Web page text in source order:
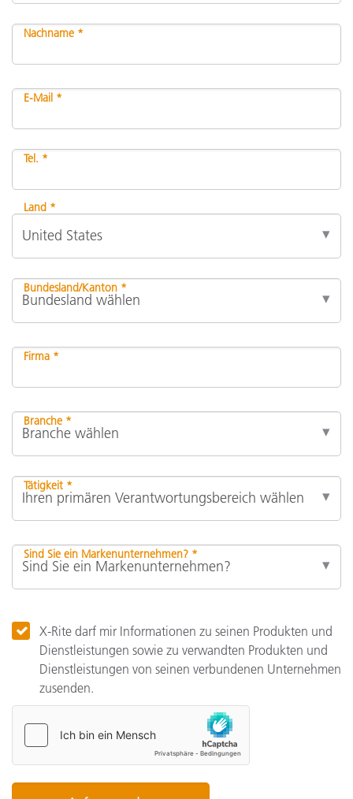
Nachname *
E-Mail *
Tel. *
Land *
Bundesland/Kanton *
Firma *
Branche *
Tätigkeit *
Sind Sie ein Markenunternehmen? *
X-Rite darf mir Informationen zu seinen Produkten und
Dienstleistungen sowie zu verwandten Produkten und
Dienstleistungen von seinen verbundenen Unternehmen
zusenden.